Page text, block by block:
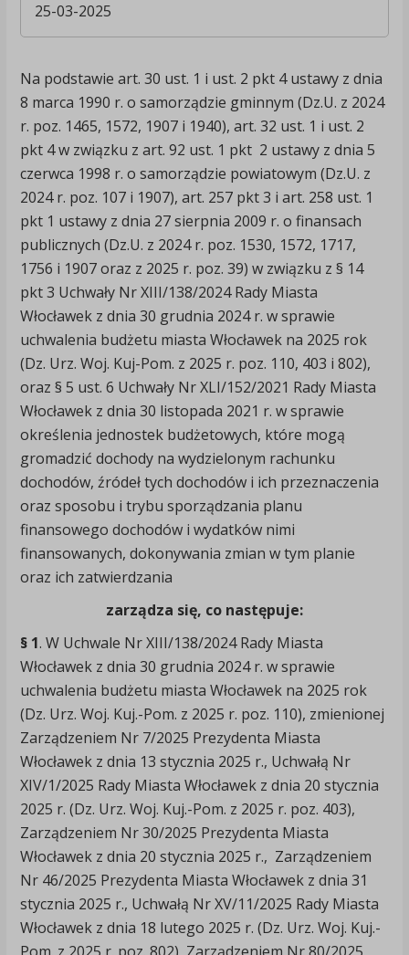
25-03-2025
Na podstawie art. 30 ust. 1 i ust. 2 pkt 4 ustawy z dnia
8 marca 1990 r. o samorządzie gminnym (Dz.U. z 2024
r. poz. 1465, 1572, 1907 i 1940), art. 32 ust. 1 i ust. 2
pkt 4 w związku z art. 92 ust. 1 pkt 2 ustawy z dnia 5
czerwca 1998 r. o samorządzie powiatowym (Dz.U. z
2024 r. poz. 107 i 1907), art. 257 pkt 3 i art. 258 ust. 1
pkt 1 ustawy z dnia 27 sierpnia 2009 r. o finansach
publicznych (Dz.U. z 2024 r. poz. 1530, 1572, 1717,
1756 i 1907 oraz z 2025 r. poz. 39) w związku z § 14
pkt 3 Uchwały Nr XIII/138/2024 Rady Miasta
Włocławek z dnia 30 grudnia 2024 r. w sprawie
uchwalenia budżetu miasta Włocławek na 2025 rok
(Dz. Urz. Woj. Kuj-Pom. z 2025 r. poz. 110, 403 i 802),
oraz § 5 ust. 6 Uchwały Nr XLI/152/2021 Rady Miasta
Włocławek z dnia 30 listopada 2021 r. w sprawie
określenia jednostek budżetowych, które mogą
gromadzić dochody na wydzielonym rachunku
dochodów, źródeł tych dochodów i ich przeznaczenia
oraz sposobu i trybu sporządzania planu
finansowego dochodów i wydatków nimi
finansowanych, dokonywania zmian w tym planie
oraz ich zatwierdzania
zarządza się, co następuje:
§ 1. W Uchwale Nr XIII/138/2024 Rady Miasta
Włocławek z dnia 30 grudnia 2024 r. w sprawie
uchwalenia budżetu miasta Włocławek na 2025 rok
(Dz. Urz. Woj. Kuj.-Pom. z 2025 r. poz. 110), zmienionej
Zarządzeniem Nr 7/2025 Prezydenta Miasta
Włocławek z dnia 13 stycznia 2025 r., Uchwałą Nr
XIV/1/2025 Rady Miasta Włocławek z dnia 20 stycznia
2025 r. (Dz. Urz. Woj. Kuj.-Pom. z 2025 r. poz. 403),
Zarządzeniem Nr 30/2025 Prezydenta Miasta
Włocławek z dnia 20 stycznia 2025 r., Zarządzeniem
Nr 46/2025 Prezydenta Miasta Włocławek z dnia 31
stycznia 2025 r., Uchwałą Nr XV/11/2025 Rady Miasta
Włocławek z dnia 18 lutego 2025 r. (Dz. Urz. Woj. Kuj.-